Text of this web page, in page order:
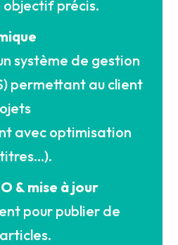
objectif précis.
système de gestion
permettant au client
avec optimisation
& mise à jour
pour publier de